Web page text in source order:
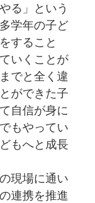
る」という
学年の子ど
すること
いくことが
でと全く違
ができた子
自信が身に
もやってい
もへと成長
現場に通い
連携を推進